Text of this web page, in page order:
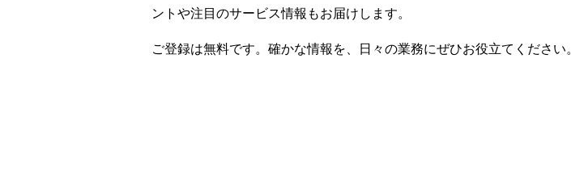
ントや注目のサービス情報もお届けします。
ご登録は無料です。確かな情報を、日々の業務にぜひお役立てください。